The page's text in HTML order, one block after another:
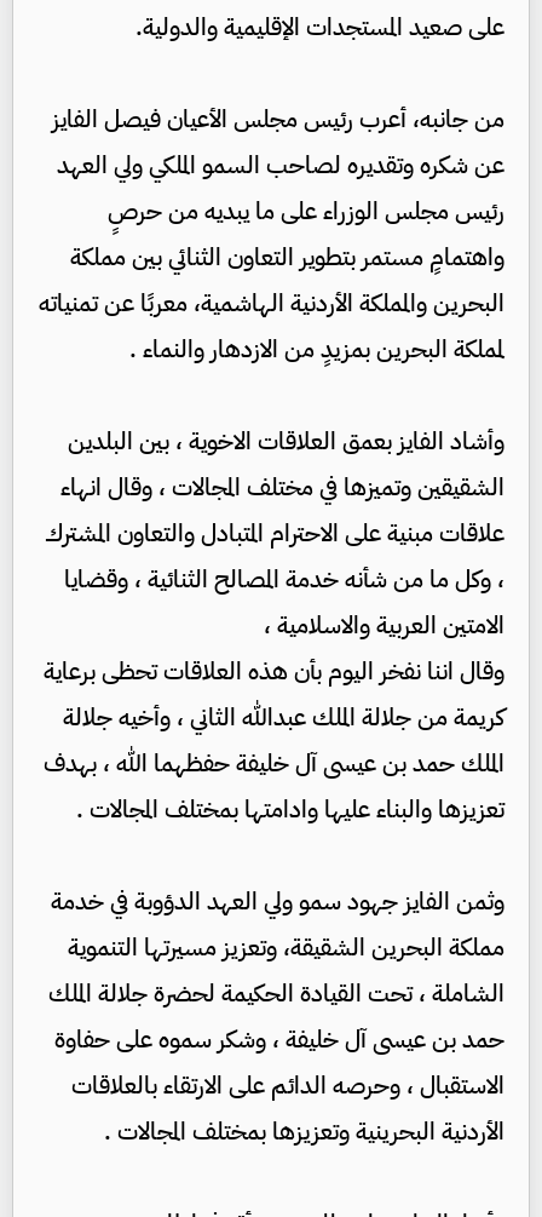
على صعيد المستجدات الإقليمية والدولية.
من جانبه، أعرب رئيس مجلس الأعيان فيصل الفايز
عن شكره وتقديره لصاحب السمو الملكي ولي العهد
رئيس مجلس الوزراء على ما يبديه من حرصٍ
واهتمامٍ مستمر بتطوير التعاون الثنائي بين مملكة
البحرين والمملكة الأردنية الهاشمية، معربًا عن تمنياته
لمملكة البحرين بمزيدٍ من الازدهار والنماء .
وأشاد الفايز بعمق العلاقات الاخوية ، بين البلدين
الشقيقين وتميزها في مختلف المجالات ، وقال انهاء
علاقات مبنية على الاحترام المتبادل والتعاون المشترك
، وكل ما من شأنه خدمة المصالح الثنائية ، وقضايا
الامتين العربية والاسلامية ،
وقال اننا نفخر اليوم بأن هذه العلاقات تحظى برعاية
كريمة من جلالة الملك عبدالله الثاني ، وأخيه جلالة
الملك حمد بن عيسى آل خليفة حفظهما الله ، بهدف
تعزيزها والبناء عليها وادامتها بمختلف المجالات .
وثمن الفايز جهود سمو ولي العهد الدؤوبة في خدمة
مملكة البحرين الشقيقة، وتعزيز مسيرتها التنموية
الشاملة ، تحت القيادة الحكيمة لحضرة جلالة الملك
حمد بن عيسى آل خليفة ، وشكر سموه على حفاوة
الاستقبال ، وحرصه الدائم على الارتقاء بالعلاقات
الأردنية البحرينية وتعزيزها بمختلف المجالات .